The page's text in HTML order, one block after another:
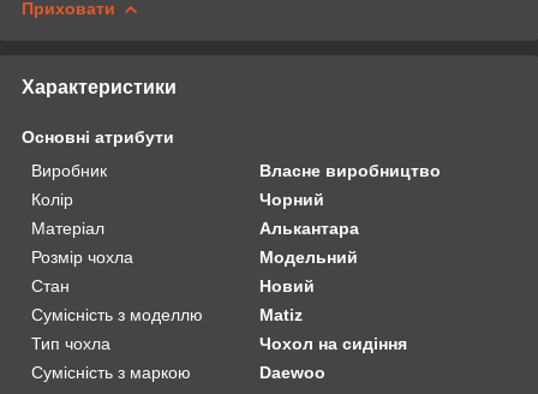
Приховати
Характеристики
Основні атрибути
Виробник
Власне виробництво
Колір
Чорний
Матеріал
Алькантара
Розмір чохла
Модельний
Стан
Новий
Сумісність з моделлю
Matiz
Тип чохла
Чохол на сидіння
Сумісність з маркою
Daewoo